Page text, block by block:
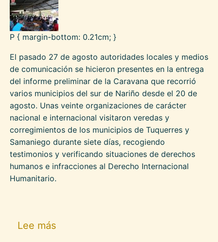
P { margin-bottom: 0.21cm; }
El pasado 27 de agosto autoridades locales y medios
de comunicación se hicieron presentes en la entrega
del informe preliminar de la Caravana que recorrió
varios municipios del sur de Nariño desde el 20 de
agosto. Unas veinte organizaciones de carácter
nacional e internacional visitaron veredas y
corregimientos de los municipios de Tuquerres y
Samaniego durante siete días, recogiendo
testimonios y verificando situaciones de derechos
humanos e infracciones al Derecho Internacional
Humanitario.
Lee mássobre Caravana por la defensa